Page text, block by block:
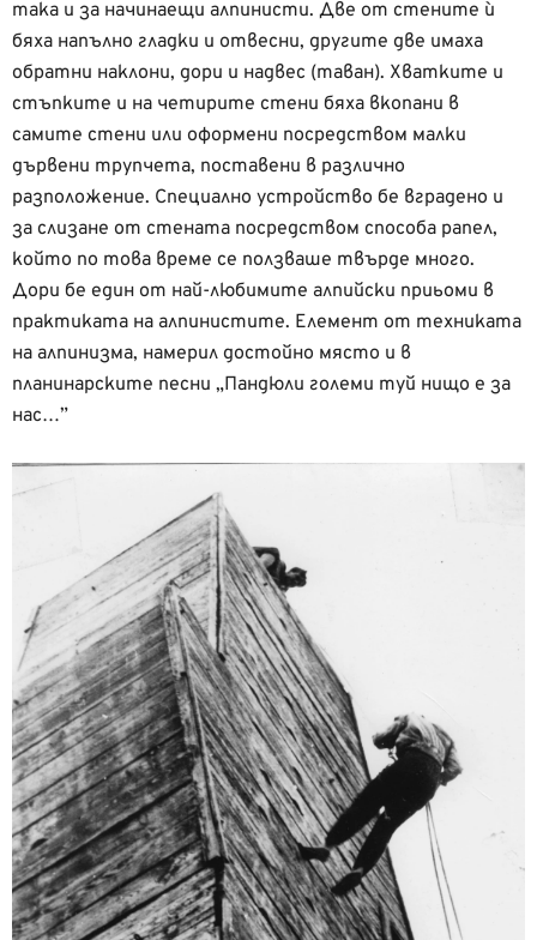
така и за начинаещи алпинисти. Две от стените ѝ
бяха напълно гладки и отвесни, другите две имаха
обратни наклони, дори и надвес (таван). Хватките и
стъпките и на четирите стени бяха вкопани в
самите стени или оформени посредством малки
дървени трупчета, поставени в различно
разположение. Специално устройство бе вградено и
за слизане от стената посредством способа рапел,
който по това време се ползваше твърде много.
Дори бе един от най-любимите алпийски приьоми в
практиката на алпинистите. Елемент от техниката
на алпинизма, намерил достойно място и в
планинарските песни „Пандюли големи туй нищо е за
нас…”